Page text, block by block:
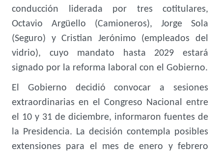
conducción liderada por tres cotitulares,
Octavio Argüello (Camioneros), Jorge Sola
(Seguro) y Cristian Jerónimo (empleados del
vidrio), cuyo mandato hasta 2029 estará
signado por la reforma laboral con el Gobierno.
El Gobierno decidió convocar a sesiones
extraordinarias en el Congreso Nacional entre
el 10 y 31 de diciembre, informaron fuentes de
la Presidencia. La decisión contempla posibles
extensiones para el mes de enero y febrero